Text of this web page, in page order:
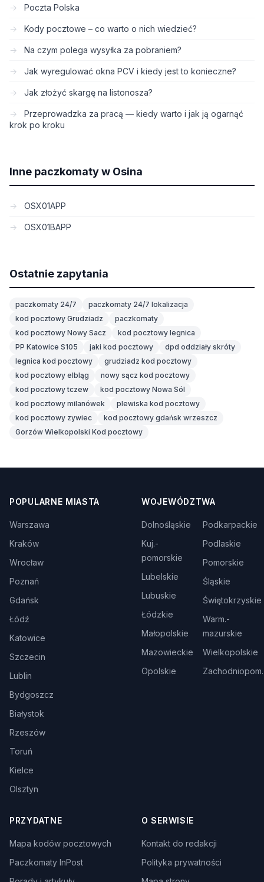
Poczta Polska
Kody pocztowe – co warto o nich wiedzieć?
Na czym polega wysyłka za pobraniem?
Jak wyregulować okna PCV i kiedy jest to konieczne?
Jak złożyć skargę na listonosza?
Przeprowadzka za pracą — kiedy warto i jak ją ogarnąć
krok po kroku
Inne paczkomaty w Osina
OSX01APP
OSX01BAPP
Ostatnie zapytania
paczkomaty 24/7
paczkomaty 24/7 lokalizacja
kod pocztowy Grudziadz
paczkomaty
kod pocztowy Nowy Sacz
kod pocztowy legnica
PP Katowice S105
jaki kod pocztowy
dpd oddziały skróty
legnica kod pocztowy
grudziadz kod pocztowy
kod pocztowy elbląg
nowy sącz kod pocztowy
kod pocztowy tczew
kod pocztowy Nowa Sól
kod pocztowy milanówek
plewiska kod pocztowy
kod pocztowy zywiec
kod pocztowy gdańsk wrzeszcz
Gorzów Wielkopolski Kod pocztowy
POPULARNE MIASTA
Warszawa
Kraków
Wrocław
Poznań
Gdańsk
Łódź
Katowice
Szczecin
Lublin
Bydgoszcz
Białystok
Rzeszów
Toruń
Kielce
Olsztyn
WOJEWÓDZTWA
Dolnośląskie
Kuj.-
pomorskie
Lubelskie
Lubuskie
Łódzkie
Małopolskie
Mazowieckie
Opolskie
Podkarpackie
Podlaskie
Pomorskie
Śląskie
Świętokrzyskie
Warm.-
mazurskie
Wielkopolskie
Zachodniopom.
PRZYDATNE
Mapa kodów pocztowych
Paczkomaty InPost
O SERWISIE
Kontakt do redakcji
Polityka prywatności